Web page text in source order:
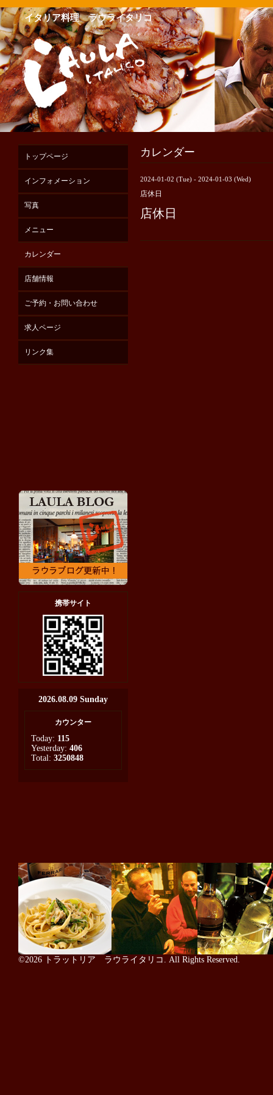
イタリア料理 ラウライタリコ
カレンダー
2024-01-02 (Tue) - 2024-01-03 (Wed)
店休日
店休日
トップページ
インフォメーション
写真
メニュー
カレンダー
店舗情報
ご予約・お問い合わせ
求人ページ
リンク集
携帯サイト
2026.08.09 Sunday
カウンター
Today: 115
Yesterday: 406
Total: 3250848
©2026 トラットリア ラウライタリコ . All Rights Reserved.